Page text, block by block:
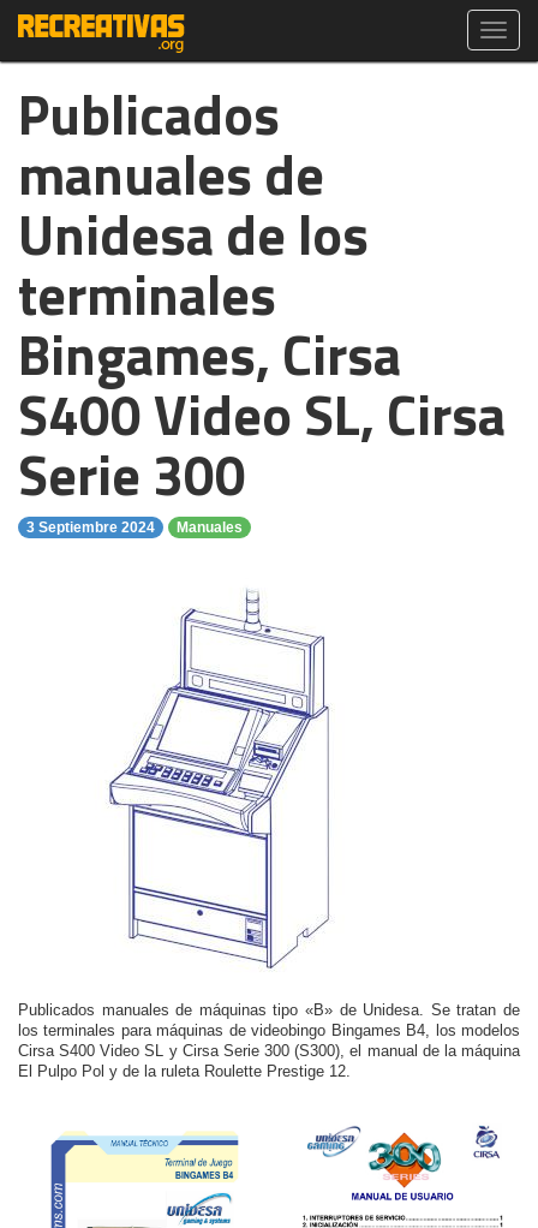
Publicados
manuales de
Unidesa de los
terminales
Bingames, Cirsa
S400 Video SL, Cirsa
Serie 300
3 Septiembre 2024 Manuales
Publicados manuales de máquinas tipo «B» de Unidesa. Se tratan de
los terminales para máquinas de videobingo Bingames B4, los modelos
Cirsa S400 Video SL y Cirsa Serie 300 (S300), el manual de la máquina
El Pulpo Pol y de la ruleta Roulette Prestige 12.